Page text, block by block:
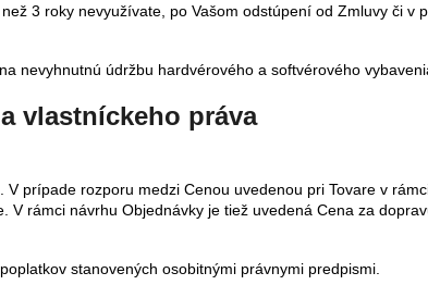
3 roky nevyužívate, po Vašom odstúpení od Zmluvy či v
nevyhnutnú údržbu hardvérového a softvérového
vlastníckeho práva
prípade rozporu medzi Cenou uvedenou pri Tovare v
rámci návrhu Objednávky je tiež uvedená Cena za
stanovených osobitnými právnymi predpismi.